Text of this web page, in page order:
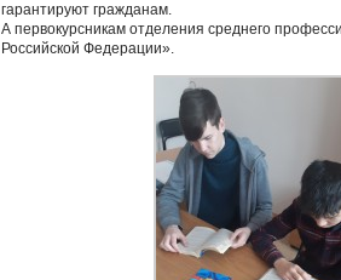
гарантируют гражданам.
А первокурсникам отделения среднего
Российской Федерации».